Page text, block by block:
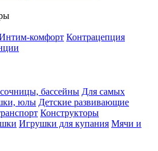
комфорт Контрацепция
бассейны Для самых
юлы Детские развивающие
Конструкторы
Игрушки для купания Мячи и